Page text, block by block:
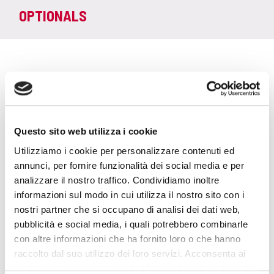
Questo sito web utilizza i cookie
Utilizziamo i cookie per personalizzare contenuti ed
annunci, per fornire funzionalità dei social media e per
analizzare il nostro traffico. Condividiamo inoltre
informazioni sul modo in cui utilizza il nostro sito con i
nostri partner che si occupano di analisi dei dati web,
pubblicità e social media, i quali potrebbero combinarle
con altre informazioni che ha fornito loro o che hanno
raccolto dal suo utilizzo dei loro servizi. Acconsenta ai
OPTIONALS
INCLUSI
MANUTENZIONE ORDINARIA E
STRAORDINARIA
ASSISTENZA STRADALE 24H 365
GIORNI ALL'ANNO
BOLLI PER LA DURATA DEL